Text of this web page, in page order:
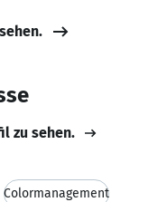
zu sehen.
Colormanagement